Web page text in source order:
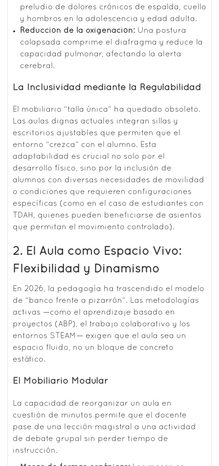
preludio de dolores crónicos de espalda, cuello
y hombros en la adolescencia y edad adulta.
Reducción de la oxigenación: Una postura
colapsada comprime el diafragma y reduce la
capacidad pulmonar, afectando la alerta
cerebral.
La Inclusividad mediante la Regulabilidad
El mobiliario “talla única” ha quedado obsoleto.
Las aulas dignas actuales integran sillas y
escritorios ajustables que permiten que el
entorno “crezca” con el alumno. Esta
adaptabilidad es crucial no solo por el
desarrollo físico, sino por la inclusión de
alumnos con diversas necesidades de movilidad
o condiciones que requieren configuraciones
específicas (como en el caso de estudiantes con
TDAH, quienes pueden beneficiarse de asientos
que permitan el movimiento controlado).
2. El Aula como Espacio Vivo:
Flexibilidad y Dinamismo
En 2026, la pedagogía ha trascendido el modelo
de “banco frente a pizarrón”. Las metodologías
activas —como el aprendizaje basado en
proyectos (ABP), el trabajo colaborativo y los
entornos STEAM— exigen que el aula sea un
espacio fluido, no un bloque de concreto
estático.
El Mobiliario Modular
La capacidad de reorganizar un aula en
cuestión de minutos permite que el docente
pase de una lección magistral a una actividad
de debate grupal sin perder tiempo de
instrucción.